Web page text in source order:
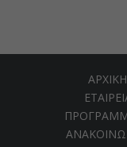
ΑΡΧΙΚΗ